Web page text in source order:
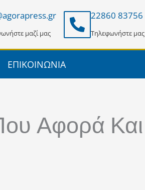
μαζί μας
22860 83756
Τηλεφωνήστε μας
ΕΠΙΚΟΙΝΩΝΙΑ
Αφορά Και